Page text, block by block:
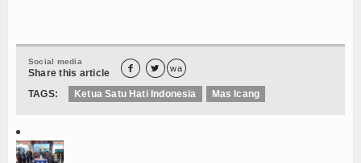
Social media
Share this article   wa
TAGS: Ketua Satu Hati Indonesia Mas Icang